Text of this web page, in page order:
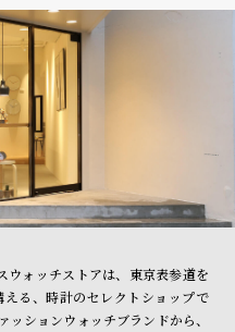
ォッチストアは、東京表参道を
る、時計のセレクトショップで
ションウォッチブランドから、